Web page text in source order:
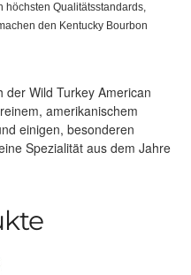
höchsten Qualitätsstandards,
den Kentucky Bourbon
Wild Turkey American
amerikanischem
einigen, besonderen
Spezialität aus dem Jahre